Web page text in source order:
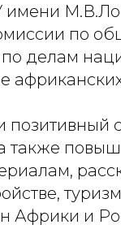
имени
по
делам
Африки и